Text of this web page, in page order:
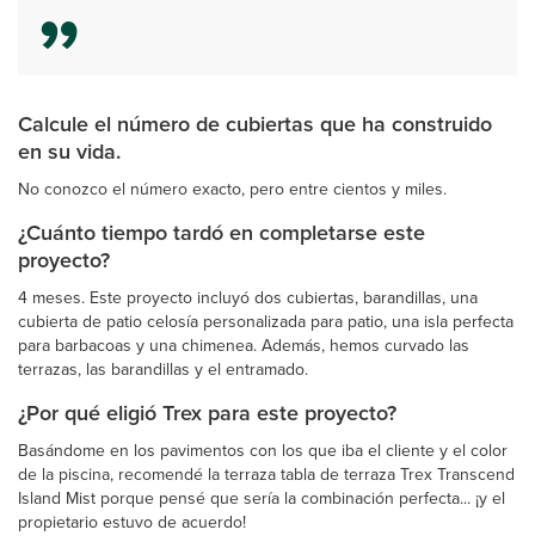
Calcule el número de cubiertas que ha construido
en su vida.
No conozco el número exacto, pero entre cientos y miles.
¿Cuánto tiempo tardó en completarse este
proyecto?
4 meses. Este proyecto incluyó dos cubiertas, barandillas, una
cubierta de patio celosía personalizada para patio, una isla perfecta
para barbacoas y una chimenea. Además, hemos curvado las
terrazas, las barandillas y el entramado.
¿Por qué eligió Trex para este proyecto?
Basándome en los pavimentos con los que iba el cliente y el color
de la piscina, recomendé la terraza tabla de terraza Trex Transcend
Island Mist porque pensé que sería la combinación perfecta... ¡y el
propietario estuvo de acuerdo!